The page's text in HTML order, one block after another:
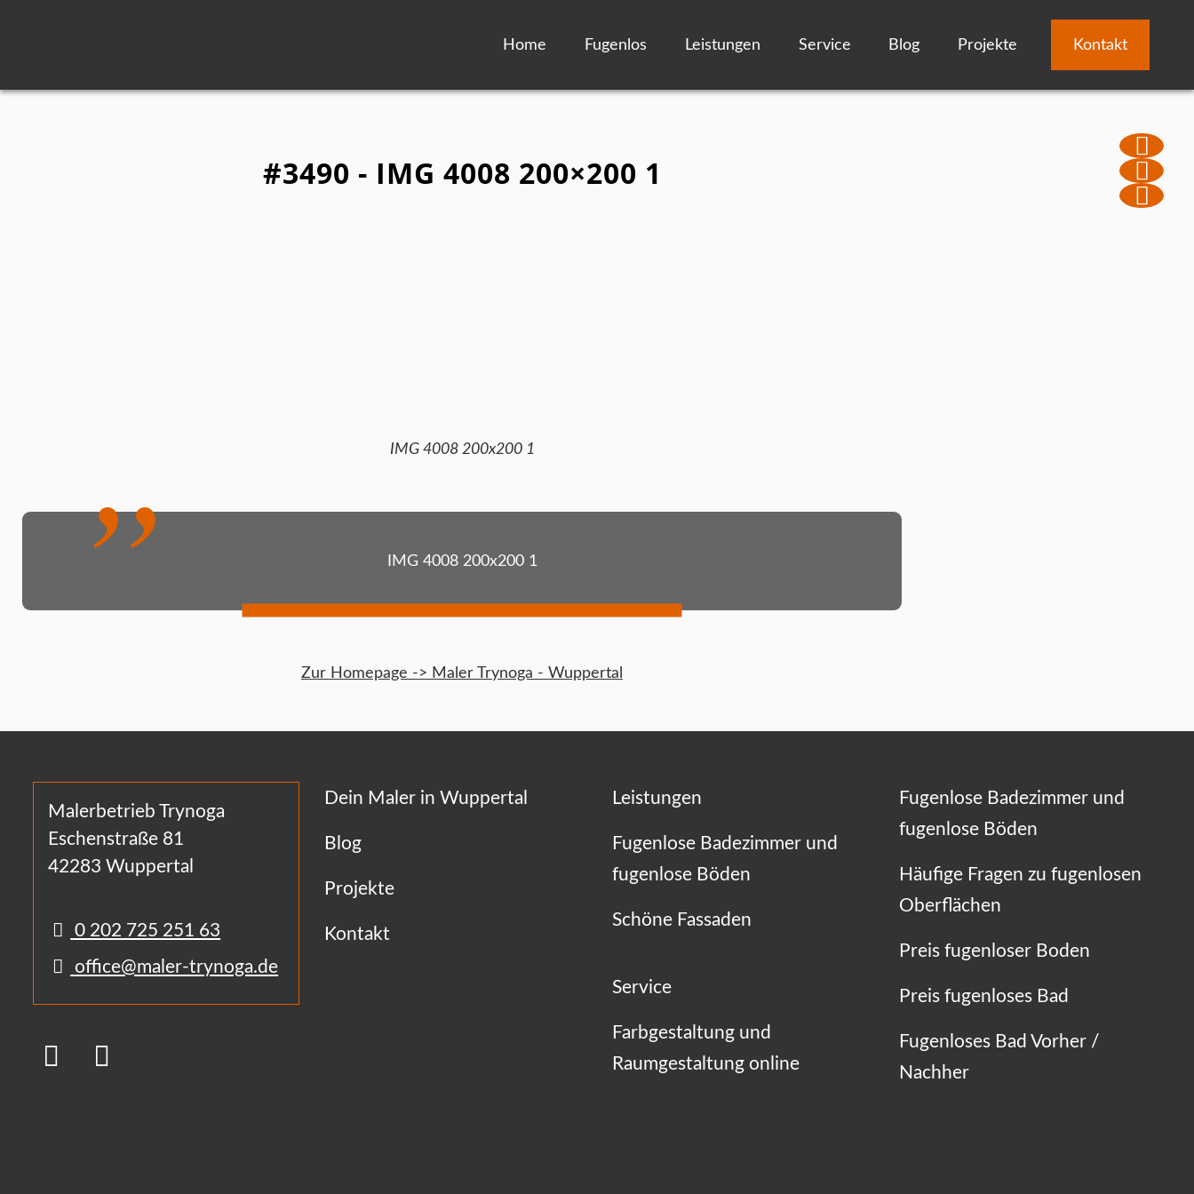
Home Fugenlos Leistungen Service Blog Projekte Kontakt
#3490 - IMG 4008 200×200 1
IMG 4008 200x200 1
IMG 4008 200x200 1
Zur Homepage -> Maler Trynoga - Wuppertal
Malerbetrieb Trynoga
Eschenstraße 81
42283 Wuppertal
0 202 725 251 63
office@maler-trynoga.de
Dein Maler in Wuppertal
Blog
Projekte
Kontakt
Leistungen
Fugenlose Badezimmer und
fugenlose Böden
Schöne Fassaden
Service
Farbgestaltung und
Raumgestaltung online
Fugenlose Badezimmer und
fugenlose Böden
Häufige Fragen zu fugenlosen
Oberflächen
Preis fugenloser Boden
Preis fugenloses Bad
Fugenloses Bad Vorher /
Nachher